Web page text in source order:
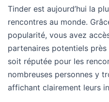
Tinder est aujourd’hui la
rencontres au monde.
popularité, vous avez
partenaires potentiels près
soit réputée pour les
nombreuses personnes y
affichant clairement leurs